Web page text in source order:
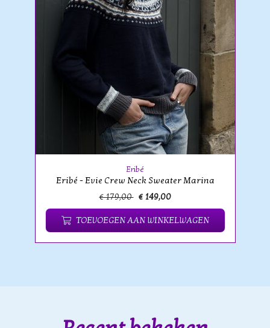
Eribé
Eribé - Evie Crew Neck Sweater Marina
€ 179,00 € 149,00
TOEVOEGEN AAN WINKELWAGEN